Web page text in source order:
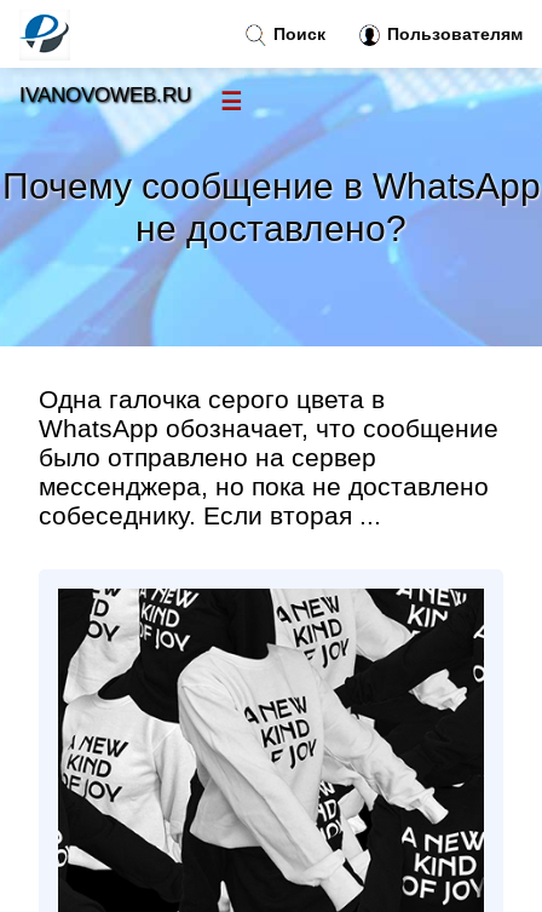
Почему сообщение в WhatsApp
не доставлено?
Одна галочка серого цвета в
WhatsApp обозначает, что сообщение
было отправлено на сервер
мессенджера, но пока не доставлено
собеседнику. Если вторая ...
Поиск Пользователям
IVANOVOWEB.RU ☰
Новости
Тренды новостей»
Рубрики»
Правила»
Контакт »